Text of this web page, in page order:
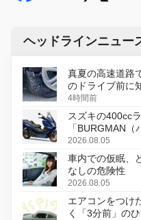
ヘッドラインニュー
真夏の高速道路
のドライブ前に
4時間前
スズキの400cc
「BURGMAN
変更し、8月18日
2026.08.05
車内での仮眠、
なしの危険性
2026.08.05
エアコンをつけ
く「3分前」の